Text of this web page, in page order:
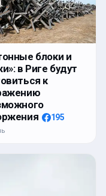
блоки и
в Риге будут
к
195